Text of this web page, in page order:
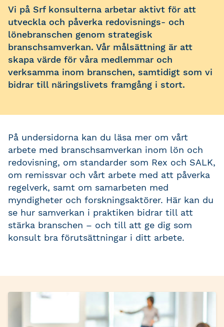
Vi på Srf konsulterna arbetar aktivt för att
utveckla och påverka redovisnings- och
lönebranschen genom strategisk
branschsamverkan. Vår målsättning är att
skapa värde för våra medlemmar och
verksamma inom branschen, samtidigt som vi
bidrar till näringslivets framgång i stort.
På undersidorna kan du läsa mer om vårt
arbete med branschsamverkan inom lön och
redovisning, om standarder som Rex och SALK,
om remissvar och vårt arbete med att påverka
regelverk, samt om samarbeten med
myndigheter och forskningsaktörer. Här kan du
se hur samverkan i praktiken bidrar till att
stärka branschen – och till att ge dig som
konsult bra förutsättningar i ditt arbete.